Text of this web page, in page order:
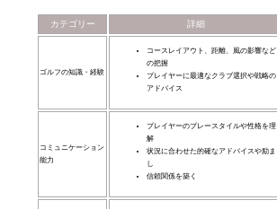
カテゴリー 詳細
ゴルフの知識・経験
コースレイアウト、距離、風の影響など
の把握
プレイヤーに最適なクラブ選択や戦略の
アドバイス
コミュニケーション
能力
プレイヤーのプレースタイルや性格を理
解
状況に合わせた的確なアドバイスや励ま
し
信頼関係を築く